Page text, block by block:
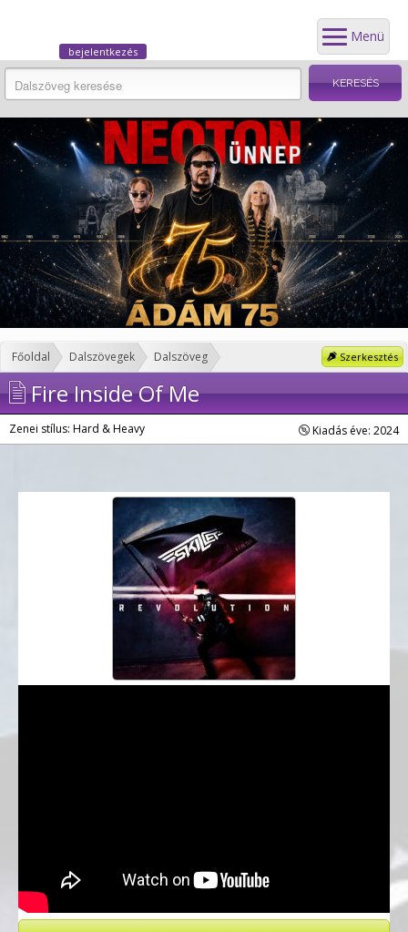
Menü
bejelentkezés
Szerkesztés
Főoldal Dalszövegek Dalszöveg
Fire Inside Of Me
Zenei stílus: Hard & Heavy Kiadás éve: 2024